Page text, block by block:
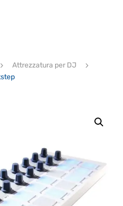
Attrezzatura per DJ